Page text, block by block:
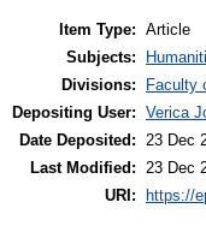
Item Type: Article
Subjects:
Divisions:
Faculty
Depositing User: Verica
Date Deposited: 23 Dec
Last Modified: 23 Dec
URI:
https://